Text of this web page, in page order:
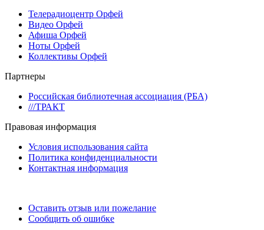
Телерадиоцентр Орфей
Видео Орфей
Афиша Орфей
Ноты Орфей
Коллективы Орфей
Партнеры
Российская библиотечная ассоциация (РБА)
///ТРАКТ
Правовая информация
Условия использования сайта
Политика конфиденциальности
Контактная информация
Оставить отзыв или пожелание
Сообщить об ошибке